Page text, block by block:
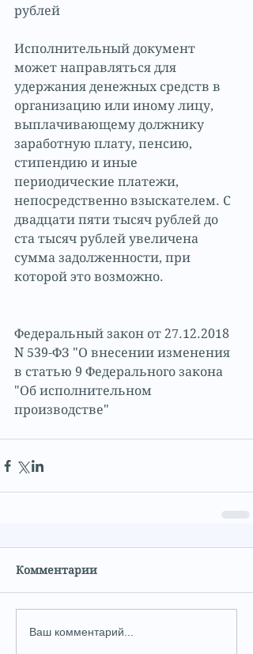
рублей
Исполнительный документ
может направляться для
удержания денежных средств в
организацию или иному лицу,
выплачивающему должнику
заработную плату, пенсию,
стипендию и иные
периодические платежи,
непосредственно взыскателем. С
двадцати пяти тысяч рублей до
ста тысяч рублей увеличена
сумма задолженности, при
которой это возможно.
Федеральный закон от 27.12.2018
N 539-ФЗ "О внесении изменения
в статью 9 Федерального закона
"Об исполнительном
производстве"
Комментарии
Ваш комментарий...